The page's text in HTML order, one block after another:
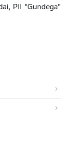
PII "Gundega"